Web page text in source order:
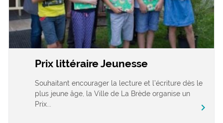
Prix littéraire Jeunesse
Souhaitant encourager la lecture et l’écriture dès le
plus jeune âge, la Ville de La Brède organise un
Prix...
chevron_right